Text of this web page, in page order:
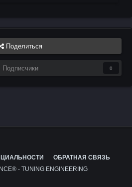
Поделиться
Подписчики 0
ОБРАТНАЯ СВЯЗЬ
- TUNING ENGINEERING